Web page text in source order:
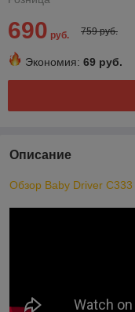
690 руб. 759 руб.
Экономия: 69 руб.
Описание
Обзор Baby Driver C333